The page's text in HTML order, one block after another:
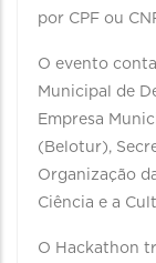
por CPF ou
O evento
Municipal de
Empresa
(Belotur),
Organização
Ciência e a
O Hackathon